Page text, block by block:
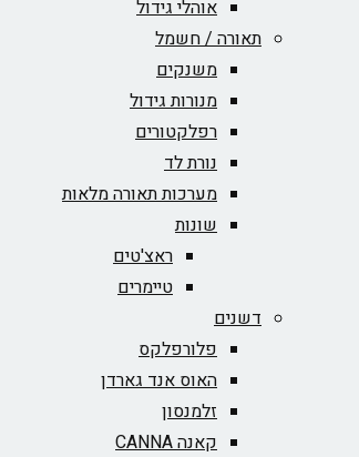
אוהלי גידול
תאורה / חשמל
משנקים
מנורות גידול
רפלקטורים
נורת לד
מערכות תאורה מלאות
שונות
ראצ'טים
טיימרים
דשנים
פלורפלקס
האוס אנד גארדן
זלמנסון
קאנה CANNA